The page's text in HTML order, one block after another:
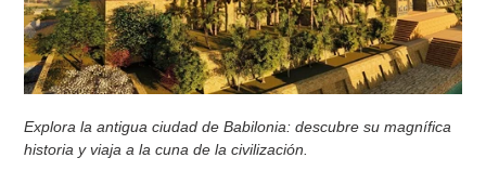
Explora la antigua ciudad de Babilonia: descubre su magnífica
historia y viaja a la cuna de la civilización.